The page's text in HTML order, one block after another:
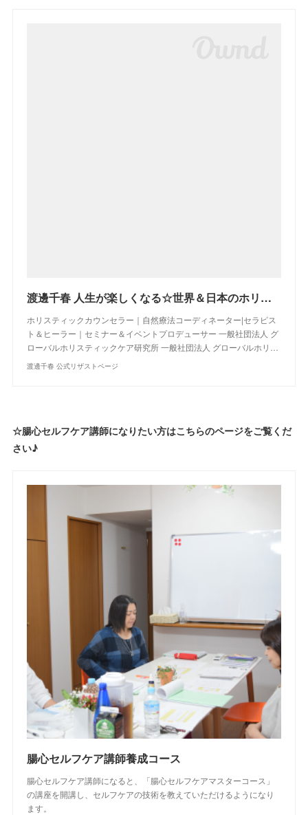
渡邊千春 人生が楽しくなる☆世界＆日本のホリスティックケア最新情報を発信中！
ホリスティックカウンセラー｜自然療法コーディネーター|セラピス
ト＆ヒーラー｜セミナー＆イベントプロデューサー 一般社団法人 グ
ローバルホリスティックケア研究所 一般社団法人 グローバルホリ…
渡邊千春 公式リザストページ
☆腸心セルフケア講師になりたい方はこちらのページをご覧くだ
さい♪
腸心セルフケア講師養成コース
腸心セルフケア講師になると、「腸心セルフケアマスターコース」
の講座を開講し、セルフケアの技術を教えていただけるようになり
ます。